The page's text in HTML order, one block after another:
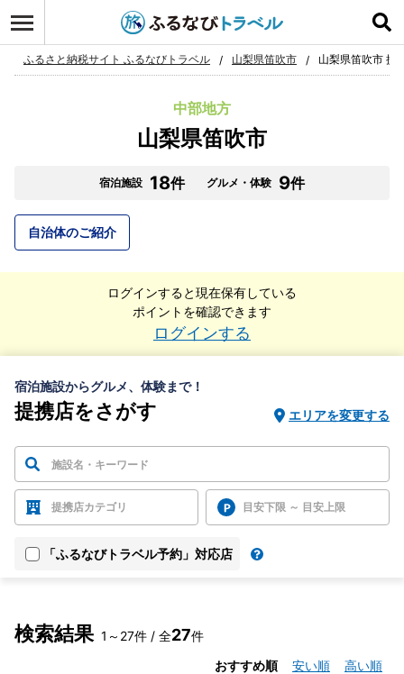
ふるさと納税サイト ふるなびトラベル 山梨県笛吹市 山梨県笛吹市 提
中部地方
山梨県笛吹市
宿泊施設 18件 グルメ・体験 9件
自治体のご紹介
ログインすると現在保有している
ポイントを確認できます
ログインする
宿泊施設からグルメ、体験まで！
提携店をさがす エリアを変更する
提携店カテゴリ 目安下限 ～ 目安上限
「ふるなびトラベル予約」対応店
検索結果 1～27件 / 全27件
おすすめ順
安い順 高い順